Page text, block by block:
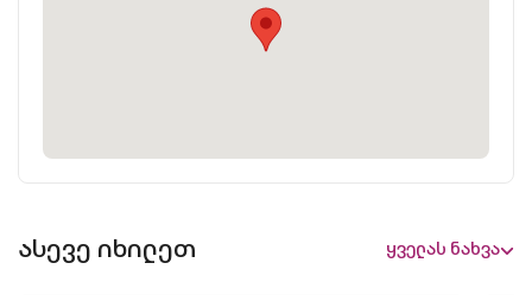
ასევე იხილეთ ყველას ნახვა